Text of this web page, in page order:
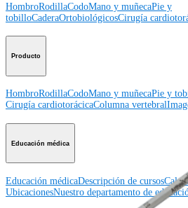
HombroRodillaCodoMano y muñecaPie y
tobilloCaderaOrtobiológicosCirugía
Producto
HombroRodillaCodoMano y muñecaPie y
Cirugía cardiotorácicaColumna vertebral
Educación médica
Educación médicaDescripción de cursos
UbicacionesNuestro departamento de